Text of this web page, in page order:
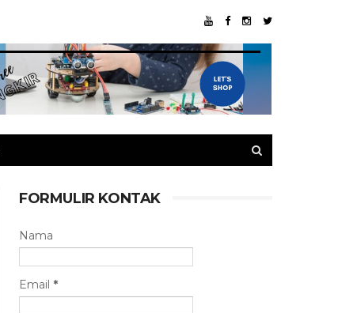
FORMULIR KONTAK
Nama
Email *